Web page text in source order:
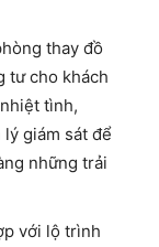
thay đồ
tư cho khách
tình,
giám sát để
những trải
với lộ trình